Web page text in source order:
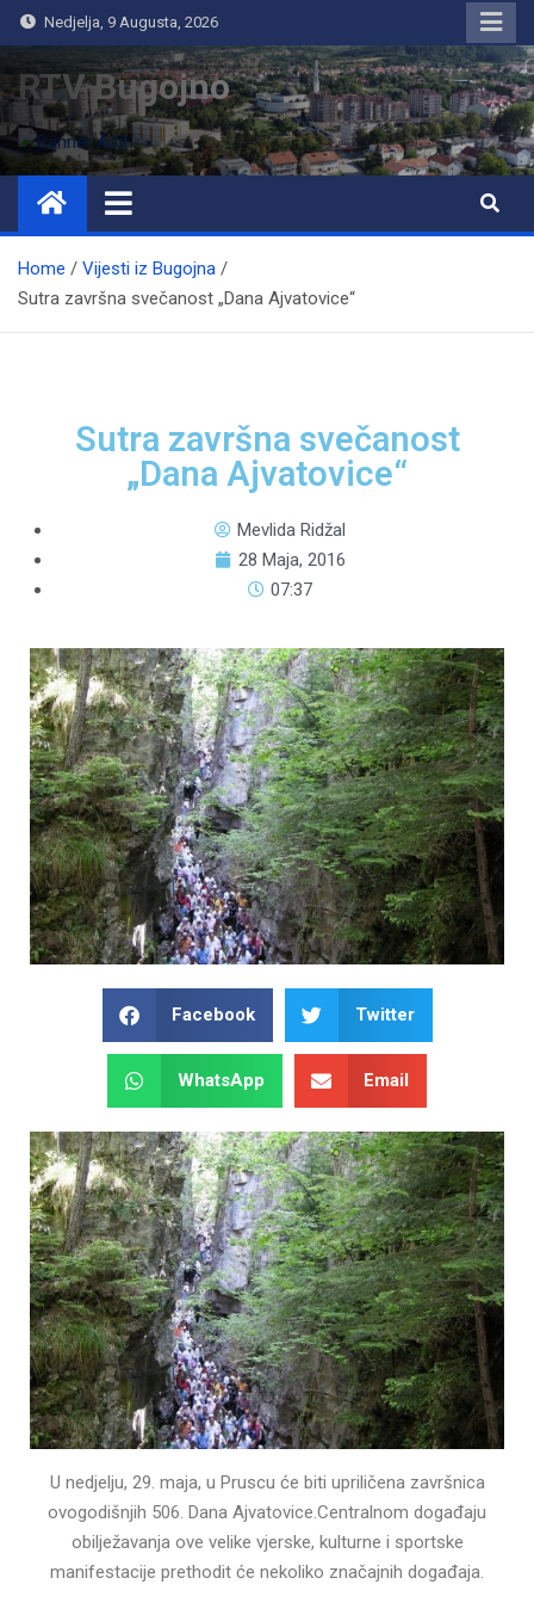
Nedjelja, 9 Augusta, 2026
RTV Bugojno
Home
Vijesti iz Bugojna
Sutra završna svečanost „Dana Ajvatovice“
Sutra završna svečanost
„Dana Ajvatovice“
Mevlida Ridžal
28 Maja, 2016
07:37
Facebook Twitter
WhatsApp Email
U nedjelju, 29. maja, u Pruscu će biti upriličena završnica
ovogodišnjih 506. Dana Ajvatovice.Centralnom događaju
obilježavanja ove velike vjerske, kulturne i sportske
manifestacije prethodit će nekoliko značajnih događaja.